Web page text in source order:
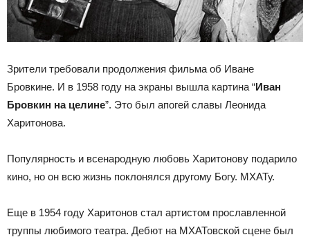
Зрители требовали продолжения фильма об Иване
Бровкине. И в 1958 году на экраны вышла картина “Иван
Бровкин на целине”. Это был апогей славы Леонида
Харитонова.
Популярность и всенародную любовь Харитонову подарило
кино, но он всю жизнь поклонялся другому Богу. МХАТу.
Еще в 1954 году Харитонов стал артистом прославленной
труппы любимого театра. Дебют на МХАТовской сцене был